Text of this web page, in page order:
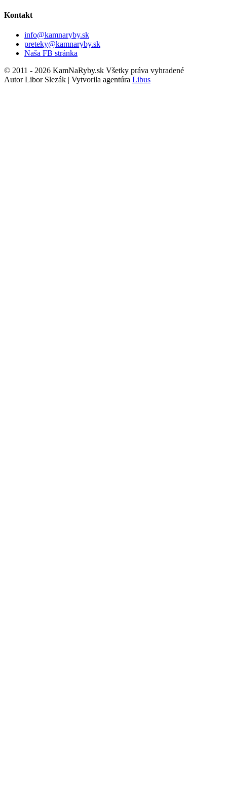
Kontakt
info@kamnaryby.sk
preteky@kamnaryby.sk
Naša FB stránka
© 2011 - 2026 KamNaRyby.sk Všetky práva vyhradené
Autor Libor Slezák | Vytvorila agentúra Libus